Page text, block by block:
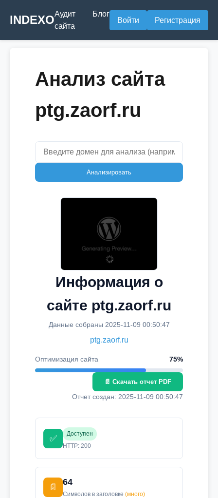
INDEXOАудит
сайта
Блог
Войти Регистрация
Анализ сайта
ptg.zaorf.ru
Анализировать
Информация о
сайте ptg.zaorf.ru
Данные собраны 2025-11-09 00:50:47
ptg.zaorf.ru
Оптимизация сайта 75%
📄 Скачать отчет PDF
Отчет создан: 2025-11-09 00:50:47
✅
Доступен
HTTP: 200
📄
64
Символов в заголовке (много)